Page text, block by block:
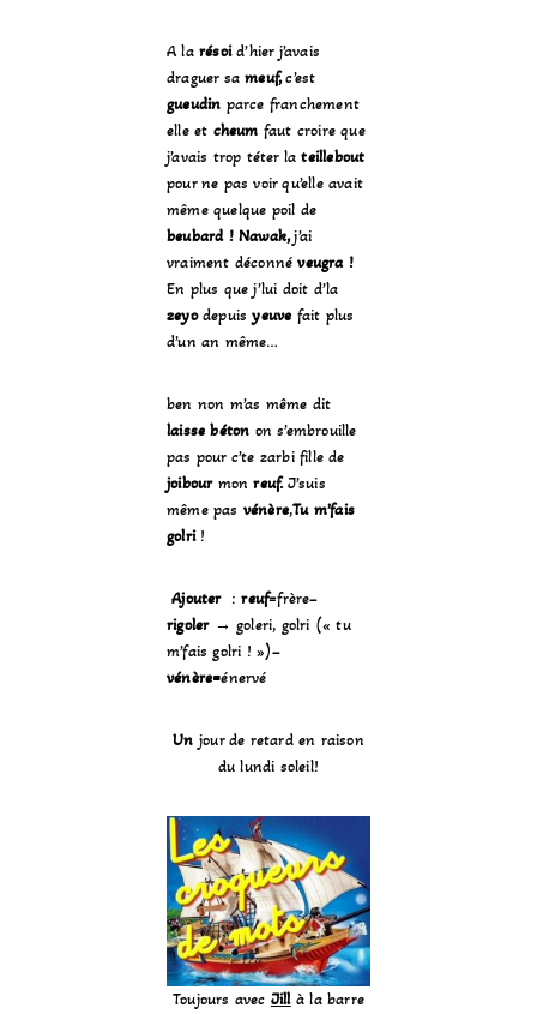
A la résoid’hier j’avais
draguer sameuf,c’est
gueudin parce franchement
elle et cheum faut croire que
j’avais trop téter la teillebout
pour ne pas voir qu’elle avait
même quelque poil de
beubard ! Nawak,j’ai
vraiment déconné veugra !
En plus que j’lui doit d’la
zeyodepuis yeuve fait plus
d’un an même…
ben non m’as même dit
laisse béton on s’embrouille
pas pour c’te zarbi fille de
joibourmon reuf.J’suis
même pas vénère,Tu m’fais
golri!
Ajouter: reuf=frère–
rigoler→ goleri, golri (« tu
m’fais golri ! »)–
vénère=énervé
Un jour de retard en raison
du lundi soleil!
Toujours avec Jillà la barre